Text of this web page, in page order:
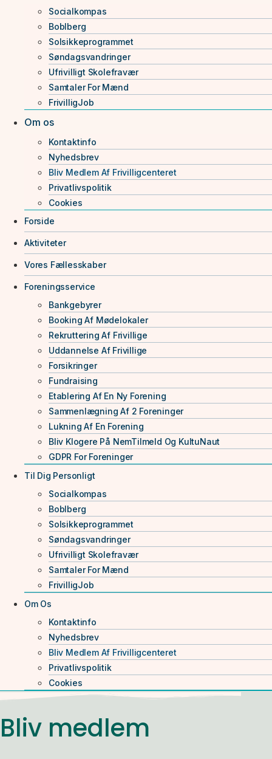
Socialkompas
Boblberg
Solsikkeprogrammet
Søndagsvandringer
Ufrivilligt Skolefravær
Samtaler For Mænd
FrivilligJob
Om os
Kontaktinfo
Nyhedsbrev
Bliv Medlem Af Frivilligcenteret
Privatlivspolitik
Cookies
Forside
Aktiviteter
Vores Fællesskaber
Foreningsservice
Bankgebyrer
Booking Af Mødelokaler
Rekruttering Af Frivillige
Uddannelse Af Frivillige
Forsikringer
Fundraising
Etablering Af En Ny Forening
Sammenlægning Af 2 Foreninger
Lukning Af En Forening
Bliv Klogere På NemTilmeld Og KultuNaut
GDPR For Foreninger
Til Dig Personligt
Socialkompas
Boblberg
Solsikkeprogrammet
Søndagsvandringer
Ufrivilligt Skolefravær
Samtaler For Mænd
FrivilligJob
Om Os
Kontaktinfo
Nyhedsbrev
Bliv Medlem Af Frivilligcenteret
Privatlivspolitik
Cookies
Bliv medlem